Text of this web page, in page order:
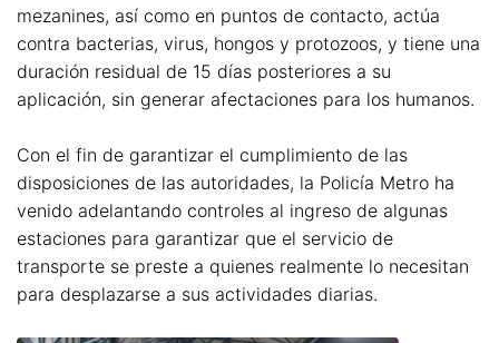
mezanines, así como en puntos de contacto, actúa
contra bacterias, virus, hongos y protozoos, y tiene una
duración residual de 15 días posteriores a su
aplicación, sin generar afectaciones para los humanos.
Con el fin de garantizar el cumplimiento de las
disposiciones de las autoridades, la Policía Metro ha
venido adelantando controles al ingreso de algunas
estaciones para garantizar que el servicio de
transporte se preste a quienes realmente lo necesitan
para desplazarse a sus actividades diarias.